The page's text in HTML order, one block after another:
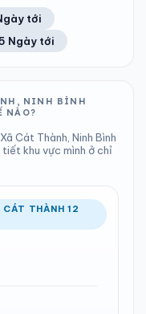
mưa
hPa
thường
lượng
mưa
độ gió
NHÌN
hPa
thường
mưa
tới
Ngày tới
NINH BÌNH
NÀO?
Cát Thành, Ninh Bình
khu vực mình ở chỉ
CÁT THÀNH 12